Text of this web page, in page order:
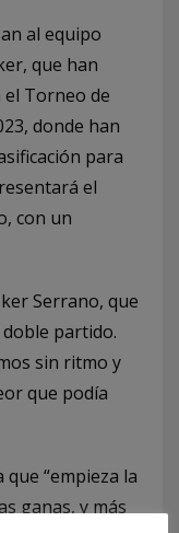
al equipo
que han
Torneo de
donde han
para
el
con un
Serrano, que
doble partido.
sin ritmo y
que podía
“empieza la
ganas, y más